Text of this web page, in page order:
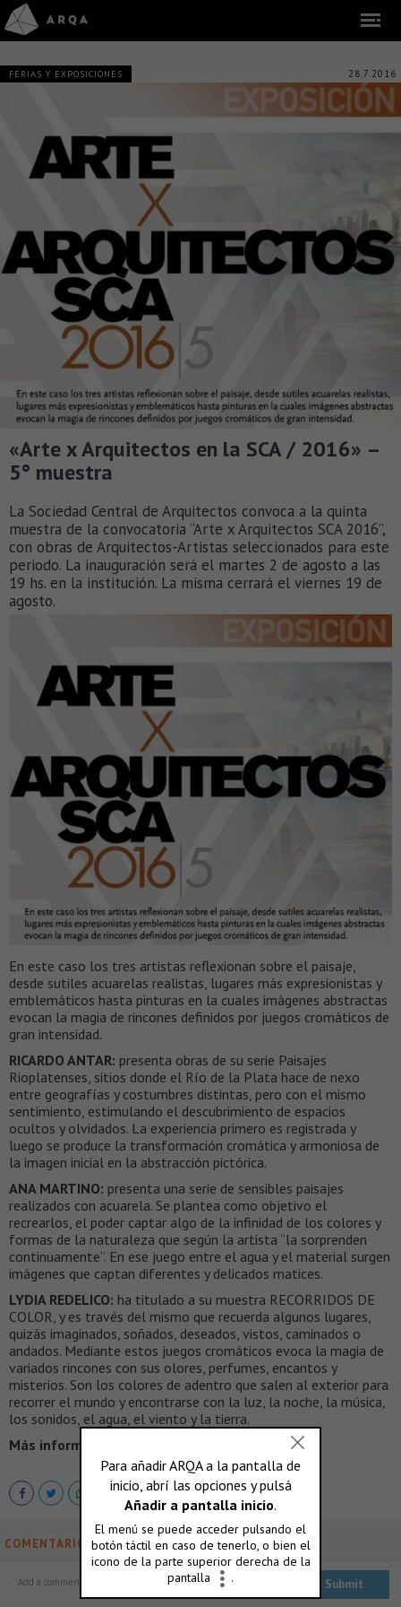
FERIAS Y EXPOSICIONES 28.7.2016
«Arte x Arquitectos en la SCA / 2016» –
5° muestra
La Sociedad Central de Arquitectos convoca a la quinta
muestra de la convocatoria “Arte x Arquitectos SCA 2016”,
con obras de Arquitectos-Artistas seleccionados para este
periodo. La inauguración será el martes 2 de agosto a las
19 hs. en la institución. La misma cerrará el viernes 19 de
agosto.
En este caso los tres artistas reflexionan sobre el paisaje,
desde sutiles acuarelas realistas, lugares más expresionistas y
emblemáticos hasta pinturas en la cuales imágenes abstractas
evocan la magia de rincones definidos por juegos cromáticos de
gran intensidad.
RICARDO ANTAR: presenta obras de su serie Paisajes
Rioplatenses, sitios donde el Río de la Plata hace de nexo
entre geografías y costumbres distintas, pero con el mismo
sentimiento, estimulando el descubrimiento de espacios
ocultos y olvidados. La experiencia primero es registrada y
luego se produce la transformación cromática y armoniosa de
la imagen inicial en la abstracción pictórica.
ANA MARTINO: presenta una serie de sensibles paisajes
realizados con acuarela. Se plantea como objetivo el
recrearlos, el poder captar algo de la infinidad de los colores y
formas de la naturaleza que según la artista “la sorprenden
continuamente”. En ese juego entre el agua y el material surgen
imágenes que captan diferentes y delicados matices.
LYDIA REDELICO: ha titulado a su muestra RECORRIDOS DE
COLOR, y es través del mismo que recuerda algunos lugares,
quizás imaginados, soñados, deseados, vistos, caminados o
andados. Mediante estos juegos cromáticos evoca la magia de
variados rincones con sus olores, perfumes, encantos y
misterios. Son los colores de adentro que salen al exterior para
recorrer el mundo y encontrarse con la luz, la noche, la música,
los sonidos, el agua, el viento y la tierra.
Más información >
COMENTARIOS